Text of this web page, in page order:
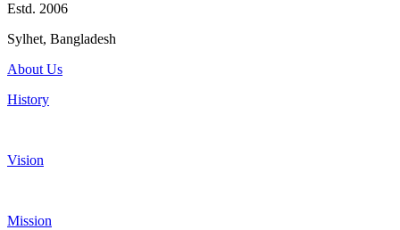
Estd. 2006
Sylhet, Bangladesh
About Us
History
Vision
Mission